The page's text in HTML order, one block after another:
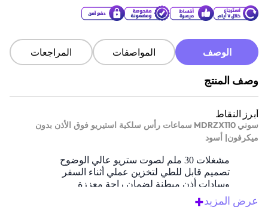
الوصف المواصفات المراجعات
وصف المنتج
أبرز النقاط
سوني MDRZX110 سماعات رأس سلكية استيريو فوق الأذن بدون
ميكرفون| أسود
مشغلات 30 ملم لصوت ستريو عالي الوضوح
تصميم قابل للطي لتخزين عملي أثناء السفر
وسادات أذن مبطنة لضمان راحة معززة
نطاق بتردد واسع يعزز من وضوح الموسيقىعرض المزيد+